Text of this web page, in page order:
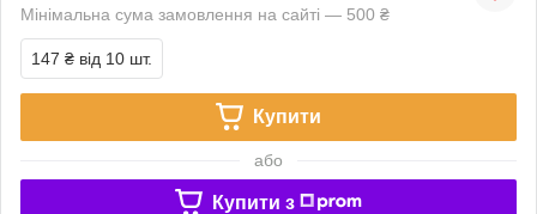
Мінімальна сума замовлення на сайті — 500 ₴
147 ₴ від 10 шт.
Купити
або
Купити з